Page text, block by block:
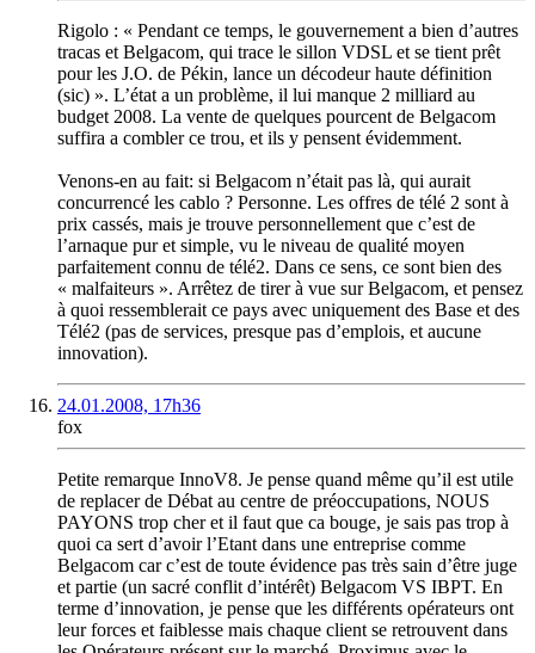
Rigolo : « Pendant ce temps, le gouvernement a bien d’autres
tracas et Belgacom, qui trace le sillon VDSL et se tient prêt
pour les J.O. de Pékin, lance un décodeur haute définition
(sic) ». L’état a un problème, il lui manque 2 milliard au
budget 2008. La vente de quelques pourcent de Belgacom
suffira a combler ce trou, et ils y pensent évidemment.
Venons-en au fait: si Belgacom n’était pas là, qui aurait
concurrencé les cablo ? Personne. Les offres de télé 2 sont à
prix cassés, mais je trouve personnellement que c’est de
l’arnaque pur et simple, vu le niveau de qualité moyen
parfaitement connu de télé2. Dans ce sens, ce sont bien des
« malfaiteurs ». Arrêtez de tirer à vue sur Belgacom, et pensez
à quoi ressemblerait ce pays avec uniquement des Base et des
Télé2 (pas de services, presque pas d’emplois, et aucune
innovation).
24.01.2008, 17h36
fox
Petite remarque InnoV8. Je pense quand même qu’il est utile
de replacer de Débat au centre de préoccupations, NOUS
PAYONS trop cher et il faut que ca bouge, je sais pas trop à
quoi ca sert d’avoir l’Etant dans une entreprise comme
Belgacom car c’est de toute évidence pas très sain d’être juge
et partie (un sacré conflit d’intérêt) Belgacom VS IBPT. En
terme d’innovation, je pense que les différents opérateurs ont
leur forces et faiblesse mais chaque client se retrouvent dans